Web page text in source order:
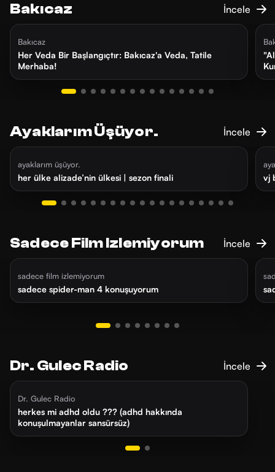
Bakıcaz İncele
21 dk
2 ay önce
Bakıcaz
Her Veda Bir Başlangıçtır: Bakıcaz'a Veda, Tatile
Merhaba!
Ayaklarım Üşüyor. İncele
22 dk
1 ay önce
ayaklarım üşüyor.
her ülke alizade’nin ülkesi | sezon finali
1
vj
Sadece Film Izlemiyorum İncele
55 dk
5 gün önce
sadece film izlemiyorum
sadece spider-man 4 konuşuyorum
Dr. Gulec Radio İncele
29 dk
5 ay önce
Dr. Gulec Radio
herkes mi adhd oldu ??? (adhd hakkında
konuşulmayanlar sansürsüz)